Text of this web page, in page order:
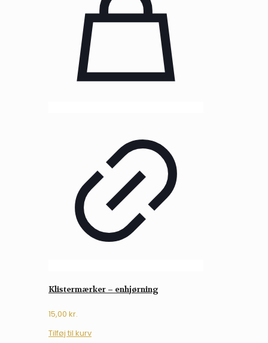
Klistermærker – enhjørning
15,00 kr.
Tilføj til kurv